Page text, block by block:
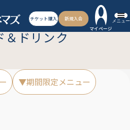
チケット購入
新規入会
マイページ
メニュー
＆ドリンク
▼期間限定メニュー